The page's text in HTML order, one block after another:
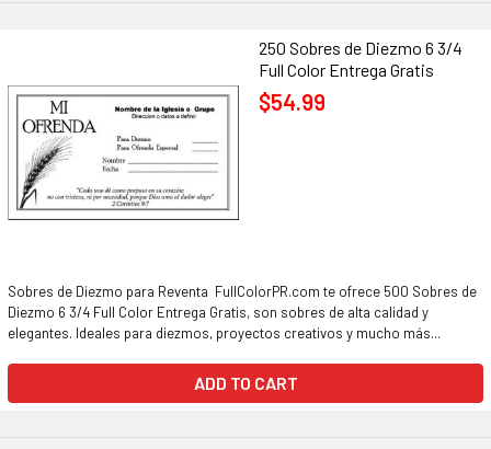
250 Sobres de Diezmo 6 3/4
Full Color Entrega Gratis
$54.99
Sobres de Diezmo para Reventa FullColorPR.com te ofrece 500 Sobres de
Diezmo 6 3/4 Full Color Entrega Gratis, son sobres de alta calidad y
elegantes. Ideales para diezmos, proyectos creativos y mucho más...
ADD TO CART